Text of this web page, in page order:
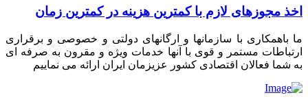
اخذ مجوزهای لازم با کمترین هزینه در کمترین زمان
ما باهمکاری با سازمانها و ارگانهای دولتی و خصوصی و برقراری
ارتباطات مستمر و قوی با آنها خدمات ویژه و مقرون به صرفه ای
به شما فعالان اقتصادی کشور عزیزمان ایران ارائه می نماییم